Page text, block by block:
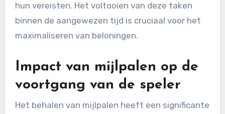
hun vereisten. Het voltooien van deze taken
binnen de aangewezen tijd is cruciaal voor het
maximaliseren van beloningen.
Impact van mijlpalen op de
voortgang van de speler
Het behalen van mijlpalen heeft een significante